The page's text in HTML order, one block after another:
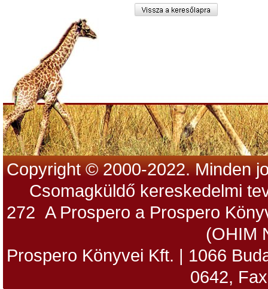
Copyright © 2000-2022. Minden
Csomagküldő kereskedelmi
272 A Prospero a Prospero
(OHIM
Prospero Könyvei Kft. | 1066
0642,